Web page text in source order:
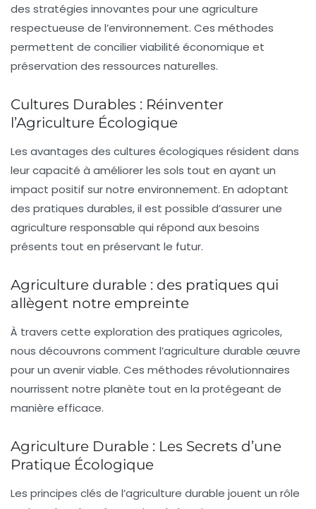
des stratégies innovantes pour une agriculture
respectueuse de l’environnement. Ces méthodes
permettent de concilier viabilité économique et
préservation des ressources naturelles.
Cultures Durables : Réinventer
l’Agriculture Écologique
Les avantages des cultures écologiques résident dans
leur capacité à améliorer les sols tout en ayant un
impact positif sur notre environnement. En adoptant
des pratiques durables, il est possible d’assurer une
agriculture responsable qui répond aux besoins
présents tout en préservant le futur.
Agriculture durable : des pratiques qui
allègent notre empreinte
À travers cette exploration des pratiques agricoles,
nous découvrons comment l’agriculture durable œuvre
pour un avenir viable. Ces méthodes révolutionnaires
nourrissent notre planète tout en la protégeant de
manière efficace.
Agriculture Durable : Les Secrets d’une
Pratique Écologique
Les principes clés de l’agriculture durable jouent un rôle